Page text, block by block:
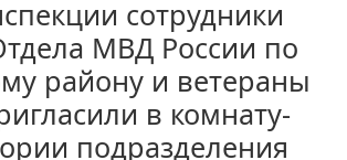
сотрудники
МВД России по
району и ветераны
в комнату-
подразделения